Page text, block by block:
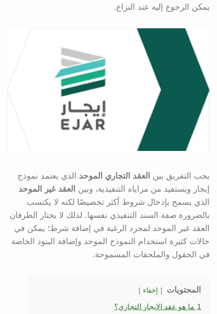
يمكن الرجوع إليه عند النزاع.
يجب التفريق بين العقد التجاري الموحد الذي يعتمد نموذج
إيجار ويستفيد من مزاياه التنفيذية، وبين العقد غير الموحد
الذي يسمح بإدخال شروط أكثر تخصيصًا لكنه لا يكتسب
بالضرورة صفة السند التنفيذي نفسها. لذلك لا يختار الطرفان
العقد غير الموحد لمجرد الرغبة في إضافة شرط؛ يمكن في
حالات كثيرة استخدام النموذج الموحد وإضافة البنود الخاصة
في الحقول والملحقات المسموحة.
المحتويات إخفاء
1 ما هو عقد الإيجار التجاري؟